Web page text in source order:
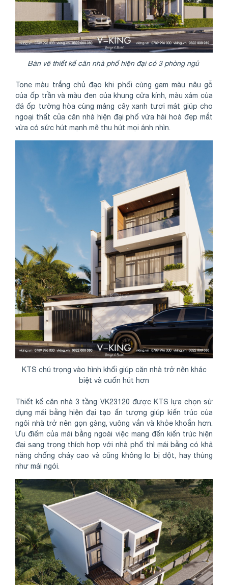
Bản vẽ thiết kế căn nhà phố hiện đại có 3 phòng ngủ
Tone màu trắng chủ đạo khi phối cùng gam màu nâu gỗ
của ốp trần và màu đen của khung cửa kính, màu xám của
đá ốp tường hòa cùng mảng cây xanh tươi mát giúp cho
ngoại thất của căn nhà hiện đại phố vừa hài hoà đẹp mắt
vừa có sức hút mạnh mẽ thu hút mọi ánh nhìn.
KTS chú trọng vào hình khối giúp căn nhà trở nên khác
biệt và cuốn hút hơn
Thiết kế căn nhà 3 tầng VK23120 được KTS lựa chọn sử
dụng mái bằng hiện đại tạo ấn tượng giúp kiến trúc của
ngôi nhà trở nên gọn gàng, vuông vắn và khỏe khoắn hơn.
Ưu điểm của mái bằng ngoài việc mang đến kiến trúc hiện
đại sang trọng thích hợp với nhà phố thì mái bằng có khả
năng chống cháy cao và cũng không lo bị dột, hay thủng
như mái ngói.